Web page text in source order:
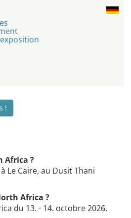
!
Africa ?
Le Caire, au Dusit Thani
Africa ?
du 13. - 14. octobre 2026.